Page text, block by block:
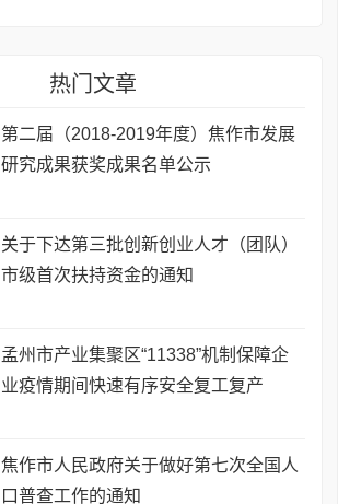
热门文章
第二届（2018-2019年度）焦作市发展
研究成果获奖成果名单公示
关于下达第三批创新创业人才（团队）
市级首次扶持资金的通知
孟州市产业集聚区“11338”机制保障企
业疫情期间快速有序安全复工复产
焦作市人民政府关于做好第七次全国人
口普查工作的通知